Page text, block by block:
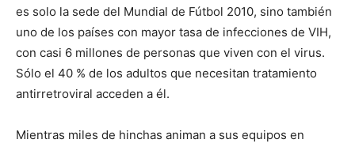
es solo la sede del Mundial de Fútbol 2010, sino también
uno de los países con mayor tasa de infecciones de VIH,
con casi 6 millones de personas que viven con el virus.
Sólo el 40 % de los adultos que necesitan tratamiento
antirretroviral acceden a él.
Mientras miles de hinchas animan a sus equipos en